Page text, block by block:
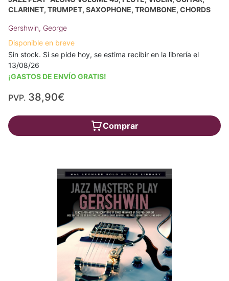
CLARINET, TRUMPET, SAXOPHONE, TROMBONE, CHORDS
Gershwin, George
Disponible en breve
Sin stock. Si se pide hoy, se estima recibir en la librería el
13/08/26
¡GASTOS DE ENVÍO GRATIS!
PVP. 38,90€
Comprar